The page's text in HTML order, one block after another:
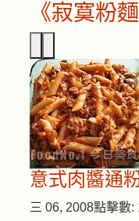
《寂寞粉
意式肉醬通
三 06, 2008點擊數: